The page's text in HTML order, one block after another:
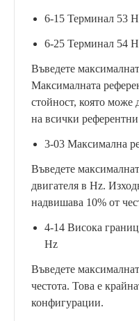
6-15 Терминал 53
6-25 Терминал 54
Въведете
Максималната
стойност, която може
на всички
3-03 Максимална
Въведете
двигателя в Hz.
надвишава 10% от
4-14 Висока
Hz
Въведете
честота. Това е
конфигурации.